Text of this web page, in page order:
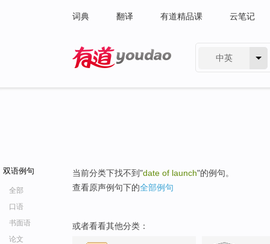
词典 翻译 有道精品课 云笔记
中英
双语例句
全部
口语
书面语
论文
当前分类下找不到"date of launch"的例句。
查看原声例句下的全部例句
或者看看其他分类：